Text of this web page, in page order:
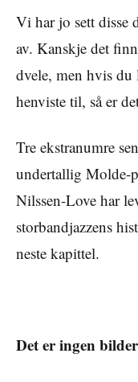
Vi har jo sett disse
av. Kanskje det
dvele, men hvis du
henviste til, så er
Tre ekstranumre
undertallig Molde-
Nilssen-Love har
storbandjazzens
neste kapittel.
Det er ingen